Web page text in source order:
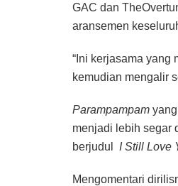
GAC dan
aransemen
“Ini kerjasama yang
kemudian mengalir
Parampampam
menjadi lebih segar
berjudul
I Still Love
Mengomentari